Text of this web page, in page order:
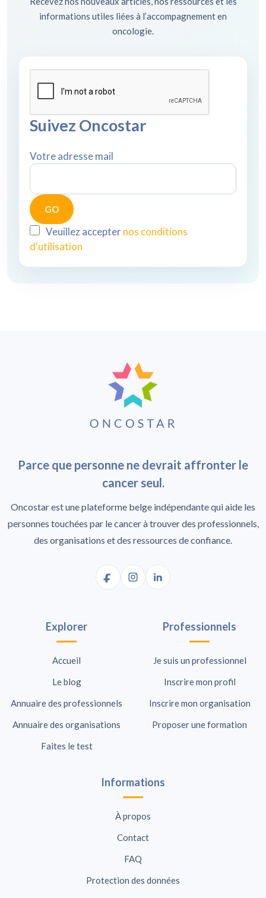
informations utiles liées à l’accompagnement en
oncologie.
Suivez Oncostar
Votre adresse mail
Veuillez accepternos conditions
d'utilisation
Parce que personne ne devrait affronter le
cancer seul.
Oncostar est une plateforme belge indépendante qui aide les
personnes touchées par le cancer à trouver des professionnels,
des organisations et des ressources de confiance.
Explorer
Accueil
Le blog
Annuaire des professionnels
Annuaire des organisations
Faites le test
Professionnels
Je suis un professionnel
Inscrire mon profil
Inscrire mon organisation
Proposer une formation
Informations
À propos
Contact
FAQ
Protection des données